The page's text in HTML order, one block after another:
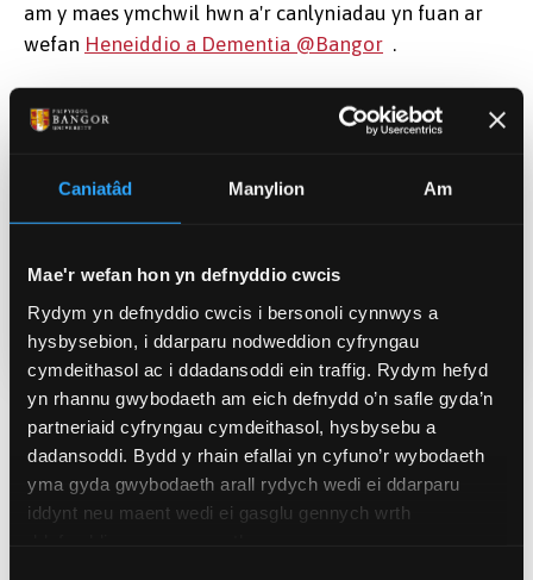
Caniatâd Manylion Am
Mae'r wefan hon yn defnyddio cwcis
Rydym yn defnyddio cwcis i bersonoli cynnwys a
hysbysebion, i ddarparu nodweddion cyfryngau
cymdeithasol ac i ddadansoddi ein traffig. Rydym hefyd
yn rhannu gwybodaeth am eich defnydd o’n safle gyda’n
partneriaid cyfryngau cymdeithasol, hysbysebu a
dadansoddi. Bydd y rhain efallai yn cyfuno’r wybodaeth
yma gyda gwybodaeth arall rydych wedi ei ddarparu
iddynt neu maent wedi ei gasglu gennych wrth
am y maes ymchwil hwn a'r canlyniadau yn fuan ar
wefan Heneiddio a Dementia @Bangor .
Dyddiad Cyhoeddi
Meh 8, 2021
Prifysgol (Cyffredinol) Ymchwil
Newyddion Perthnasol